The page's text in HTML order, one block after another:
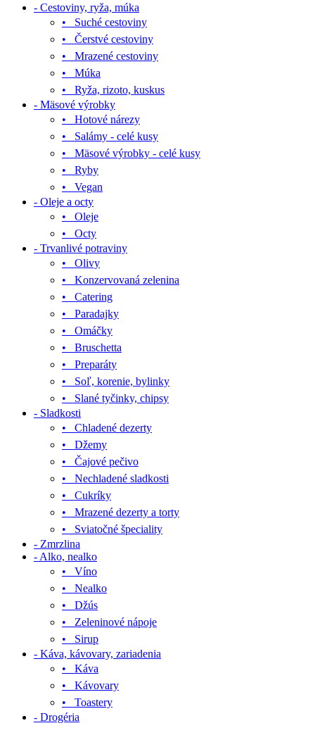
- Cestoviny, ryža, múka
• Suché cestoviny
• Čerstvé cestoviny
• Mrazené cestoviny
• Múka
• Ryža, rizoto, kuskus
- Mäsové výrobky
• Hotové nárezy
• Salámy - celé kusy
• Mäsové výrobky - celé kusy
• Ryby
• Vegan
- Oleje a octy
• Oleje
• Octy
- Trvanlivé potraviny
• Olivy
• Konzervovaná zelenina
• Catering
• Paradajky
• Omáčky
• Bruschetta
• Preparáty
• Soľ, korenie, bylinky
• Slané tyčinky, chipsy
- Sladkosti
• Chladené dezerty
• Džemy
• Čajové pečivo
• Nechladené sladkosti
• Cukríky
• Mrazené dezerty a torty
• Sviatočné špeciality
- Zmrzlina
- Alko, nealko
• Víno
• Nealko
• Džús
• Zeleninové nápoje
• Sirup
- Káva, kávovary, zariadenia
• Káva
• Kávovary
• Toastery
- Drogéria